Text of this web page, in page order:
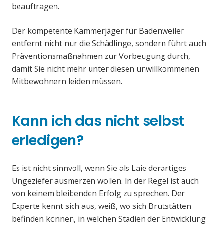
beauftragen.
Der kompetente Kammerjäger für Badenweiler
entfernt nicht nur die Schädlinge, sondern führt auch
Präventionsmaßnahmen zur Vorbeugung durch,
damit Sie nicht mehr unter diesen unwillkommenen
Mitbewohnern leiden müssen.
Kann ich das nicht selbst
erledigen?
Es ist nicht sinnvoll, wenn Sie als Laie derartiges
Ungeziefer ausmerzen wollen. In der Regel ist auch
von keinem bleibenden Erfolg zu sprechen. Der
Experte kennt sich aus, weiß, wo sich Brutstätten
befinden können, in welchen Stadien der Entwicklung